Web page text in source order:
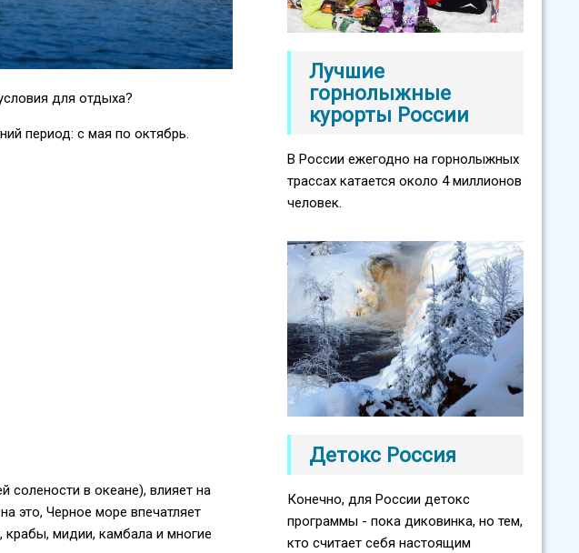
для отдыха?
период: с мая по октябрь.
солености в океане), влияет на
это, Черное море впечатляет
мидии, камбала и многие
Лучшие
горнолыжные
курорты России
В России ежегодно на горнолыжных
трассах катается около 4 миллионов
человек.
Детокс Россия
Конечно, для России детокс
программы - пока диковинка, но тем,
кто считает себя настоящим